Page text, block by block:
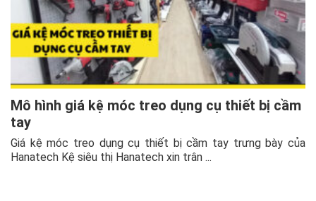
Mô hình giá kệ móc treo dụng cụ thiết bị cầm
tay
Giá kệ móc treo dụng cụ thiết bị cầm tay trưng bày của
Hanatech Kệ siêu thị Hanatech xin trân ...